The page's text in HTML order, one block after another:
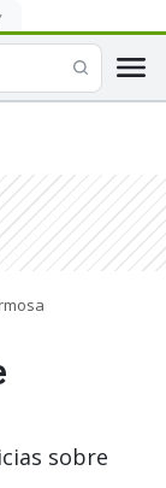
sobre